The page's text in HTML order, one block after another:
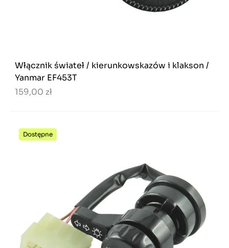
Włącznik świateł / kierunkowskazów i klakson /
Yanmar EF453T
159,00 zł
Dostępne